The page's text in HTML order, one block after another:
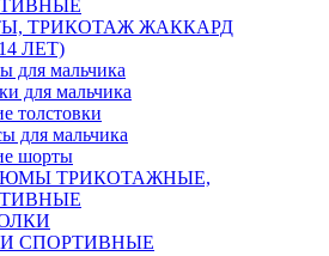
ТРИКОТАЖ ЖАККАРД
ЛЕТ)
для мальчика
для мальчика
толстовки
для мальчика
шорты
ТРИКОТАЖНЫЕ,
СПОРТИВНЫЕ